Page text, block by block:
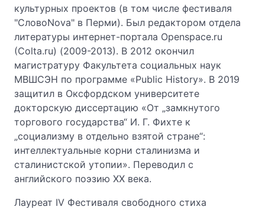
культурных проектов (в том числе фестиваля
"СловоNova" в Перми). Был редактором отдела
литературы интернет-портала Openspace.ru
(Colta.ru) (2009-2013). В 2012 окончил
магистратуру Факультета социальных наук
МВШСЭН по программе «Public History». В 2019
защитил в Оксфордском университете
докторскую диссертацию «От „замкнутого
торгового государства“ И. Г. Фихте к
„социализму в отдельно взятой стране“:
интеллектуальные корни сталинизма и
сталинистской утопии». Переводил с
английского поэзию XX века.
Лауреат IV Фестиваля свободного стиха